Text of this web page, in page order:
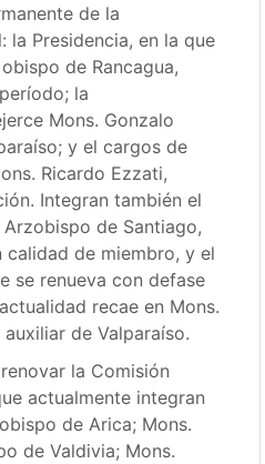
de la
la Presidencia, en la que
de Rancagua,
la
Mons. Gonzalo
y el cargos de
Ricardo Ezzati,
Integran también el
de Santiago,
de miembro, y el
se renueva con defase
recae en Mons.
de Valparaíso.
la Comisión
actualmente integran
de Arica; Mons.
de Valdivia; Mons.